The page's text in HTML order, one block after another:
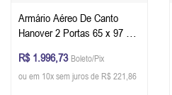
Armário Aéreo De Canto
Hanover 2 Portas 65 x 97 x
Offwhite - Imbuia Glazer
R$ 1.996,73 Boleto/Pix
ou em 10x sem juros de R$ 221,86